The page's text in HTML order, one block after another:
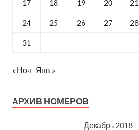
17 18 19 20 21
24 25 26 27 28
31
« Ноя Янв »
АРХИВ НОМЕРОВ
Декабрь 2018